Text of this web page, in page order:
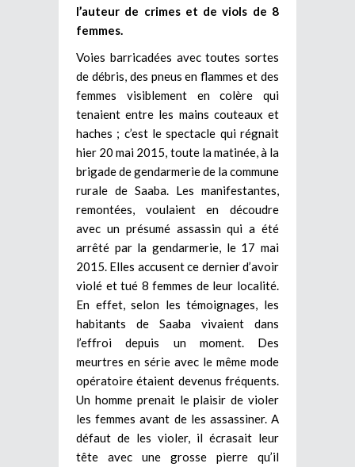
l’auteur de crimes et de viols de 8
femmes.
Voies barricadées avec toutes sortes
de débris, des pneus en flammes et des
femmes visiblement en colère qui
tenaient entre les mains couteaux et
haches ; c’est le spectacle qui régnait
hier 20 mai 2015, toute la matinée, à la
brigade de gendarmerie de la commune
rurale de Saaba. Les manifestantes,
remontées, voulaient en découdre
avec un présumé assassin qui a été
arrêté par la gendarmerie, le 17 mai
2015. Elles accusent ce dernier d’avoir
violé et tué 8 femmes de leur localité.
En effet, selon les témoignages, les
habitants de Saaba vivaient dans
l’effroi depuis un moment. Des
meurtres en série avec le même mode
opératoire étaient devenus fréquents.
Un homme prenait le plaisir de violer
les femmes avant de les assassiner. A
défaut de les violer, il écrasait leur
tête avec une grosse pierre qu’il